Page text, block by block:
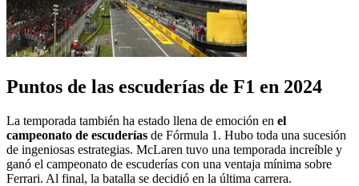
Puntos de las escuderías de F1 en 2024
La temporada también ha estado llena de emoción en el
campeonato de escuderías de Fórmula 1. Hubo toda una sucesión
de ingeniosas estrategias. McLaren tuvo una temporada increíble y
ganó el campeonato de escuderías con una ventaja mínima sobre
Ferrari. Al final, la batalla se decidió en la última carrera.